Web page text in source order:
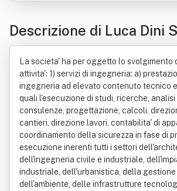
Descrizione di Luca Dini
La societa' ha per oggetto lo svolgimento
attivita': 1) servizi di ingegneria: a)
ingegneria ad elevato contenuto tecnico
quali l'esecuzione di studi, ricerche, analisi
consulenze, progettazione, calcoli,
cantieri, direzione lavori, contabilita' di
coordinamento della sicurezza in fase di
esecuzione inerenti tutti i settori
dell'ingegneria civile e industriale,
industriale, dell'urbanistica, della gestione
dell'ambiente, delle infrastrutture